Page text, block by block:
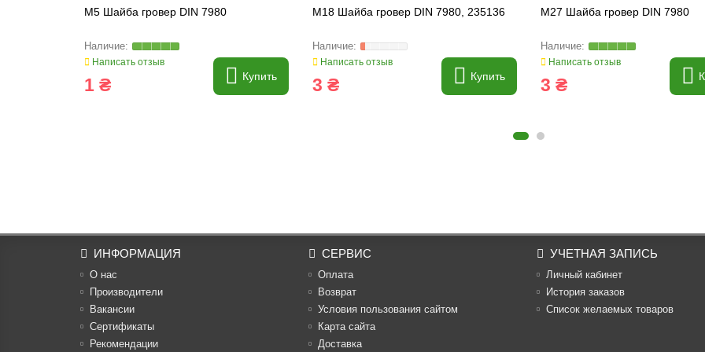
M5 Шайба гровер DIN 7980
Написать отзыв
1 ₴ Купить
M18 Шайба гровер DIN 7980, 235136
Написать отзыв
3 ₴ Купить
M27 Шайба гровер DIN 7980
Написать отзыв
3 ₴
ИНФОРМАЦИЯ
О нас
Производители
Вакансии
Cертификаты
Рекомендации
СЕРВИС
Оплата
Возврат
Условия пользования сайтом
Карта сайта
Доставка
УЧЕТНАЯ ЗАПИСЬ
Личный кабинет
История заказов
Список желаемых товаров